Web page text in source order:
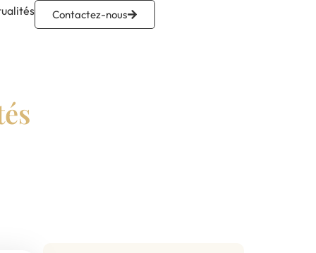
Contactez-nous